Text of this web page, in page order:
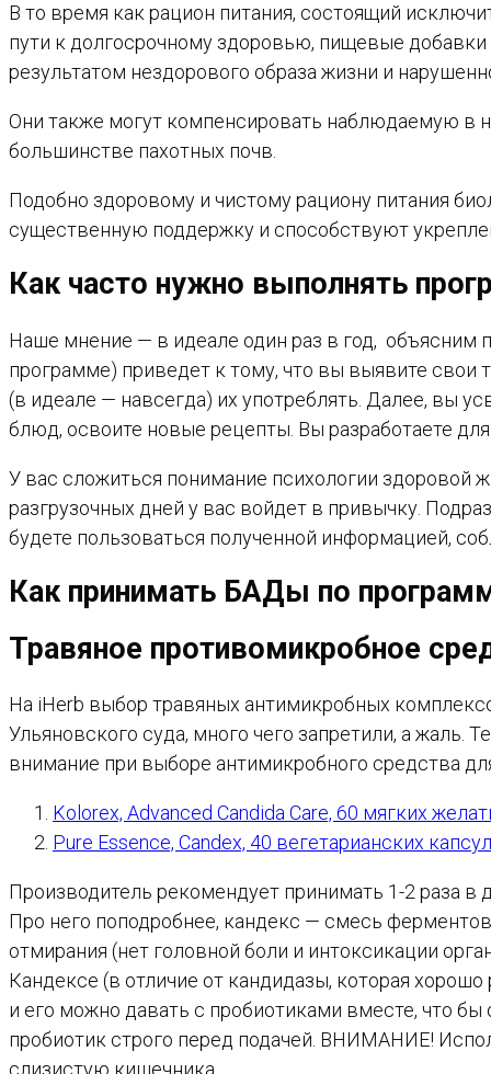
В то время как рацион питания, состоящий
пути к долгосрочному здоровью, пищевые
результатом нездорового образа жизни и
Они также могут компенсировать наблюдаемую в
большинстве пахотных почв.
Подобно здоровому и чистому рациону питания
существенную поддержку и способствуют
Как часто нужно выполнять
Наше мнение — в идеале один раз в год, объясним
программе) приведет к тому, что вы выявите свои
(в идеале — навсегда) их употреблять. Далее, вы
блюд, освоите новые рецепты. Вы разработаете
У вас сложиться понимание психологии
разгрузочных дней у вас войдет в привычку.
будете пользоваться полученной информацией,
Как принимать БАДы по
Травяное противомикробное
На iHerb выбор травяных антимикробных
Ульяновского суда, много чего запретили, а
внимание при выборе антимикробного средства
Kolorex, Advanced Candida Care, 60 мягких
Pure Essence, Candex, 40 вегетарианских капсул
Производитель рекомендует принимать 1-2 раза
Про него поподробнее, кандекс — смесь
отмирания (нет головной боли и интоксикации
Кандексе (в отличие от кандидазы, которая
и его можно давать с пробиотиками вместе, что
пробиотик строго перед подачей. ВНИМАНИЕ!
слизистую кишечника.